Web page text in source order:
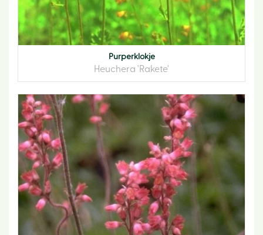
Purperklokje
Heuchera 'Rakete'